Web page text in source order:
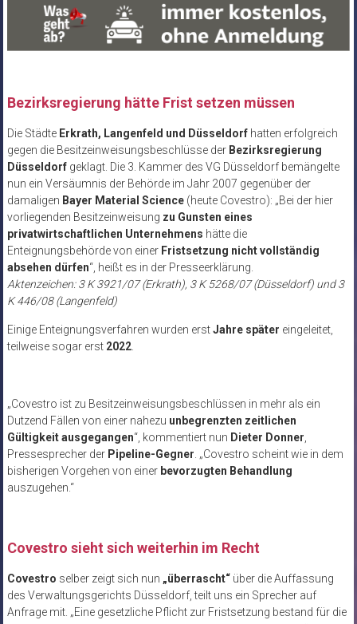
Bezirksregierung hätte Frist setzen müssen
Die Städte Erkrath, Langenfeld und Düsseldorfhatten erfolgreich
gegen die Besitzeinweisungsbeschlüsse der Bezirksregierung
Düsseldorfgeklagt. Die 3. Kammer des VG Düsseldorf bemängelte
nun ein Versäumnis der Behörde im Jahr 2007 gegenüber der
damaligen Bayer Material Science(heute Covestro): „Bei der hier
vorliegenden Besitzeinweisung zu Gunsten eines
privatwirtschaftlichen Unternehmens hätte die
Enteignungsbehörde von einer Fristsetzung nicht vollständig
absehen dürfen“, heißt es in der Presseerklärung.
Aktenzeichen: 3 K 3921/07 (Erkrath), 3 K 5268/07 (Düsseldorf) und 3
K 446/08 (Langenfeld)
Einige Enteignungsverfahren wurden erstJahre später eingeleitet,
teilweise sogar erst 2022.
„Covestro ist zu Besitzeinweisungsbeschlüssen in mehr als ein
Dutzend Fällen von einer nahezu unbegrenzten zeitlichen
Gültigkeit ausgegangen“, kommentiert nun Dieter Donner,
Pressesprecher der Pipeline-Gegner. „Covestro scheint wie in dem
bisherigen Vorgehen von einer bevorzugten Behandlung
auszugehen.“
Covestro sieht sich weiterhin im Recht
Covestro selber zeigt sich nun „überrascht“über die Auffassung
des Verwaltungsgerichts Düsseldorf, teilt uns ein Sprecher auf
Anfrage mit. „Eine gesetzliche Pflicht zur Fristsetzung bestand für die